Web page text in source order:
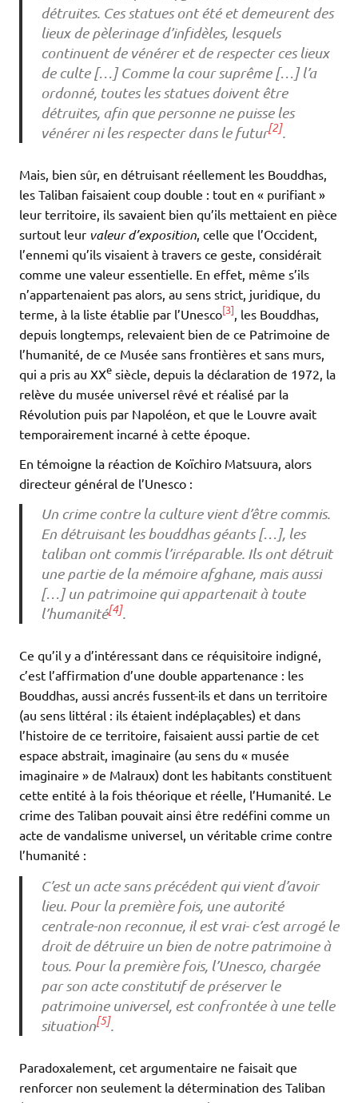
détruites. Ces statues ont été et demeurent des
lieux de pèlerinage d’infidèles, lesquels
continuent de vénérer et de respecter ces lieux
de culte […] Comme la cour suprême […] l’a
ordonné, toutes les statues doivent être
détruites, afin que personne ne puisse les
vénérer ni les respecter dans le futur[2].
Mais, bien sûr, en détruisant réellement les Bouddhas,
les Taliban faisaient coup double : tout en « purifiant »
leur territoire, ils savaient bien qu’ils mettaient en pièce
surtout leur valeur d’exposition , celle que l’Occident,
l’ennemi qu’ils visaient à travers ce geste, considérait
comme une valeur essentielle. En effet, même s’ils
n’appartenaient pas alors, au sens strict, juridique, du
terme, à la liste établie par l’Unesco[3] , les Bouddhas,
depuis longtemps, relevaient bien de ce Patrimoine de
l’humanité, de ce Musée sans frontières et sans murs,
qui a pris au XXe siècle, depuis la déclaration de 1972, la
relève du musée universel rêvé et réalisé par la
Révolution puis par Napoléon, et que le Louvre avait
temporairement incarné à cette époque.
En témoigne la réaction de Koïchiro Matsuura, alors
directeur général de l’Unesco :
Un crime contre la culture vient d’être commis.
En détruisant les bouddhas géants […], les
taliban ont commis l’irréparable. Ils ont détruit
une partie de la mémoire afghane, mais aussi
[…] un patrimoine qui appartenait à toute
l’humanité[4].
Ce qu’il y a d’intéressant dans ce réquisitoire indigné,
c’est l’affirmation d’une double appartenance : les
Bouddhas, aussi ancrés fussent-ils et dans un territoire
(au sens littéral : ils étaient indéplaçables) et dans
l’histoire de ce territoire, faisaient aussi partie de cet
espace abstrait, imaginaire (au sens du « musée
imaginaire » de Malraux) dont les habitants constituent
cette entité à la fois théorique et réelle, l’Humanité. Le
crime des Taliban pouvait ainsi être redéfini comme un
acte de vandalisme universel, un véritable crime contre
l’humanité :
C’est un acte sans précédent qui vient d’avoir
lieu. Pour la première fois, une autorité
centrale-non reconnue, il est vrai- c’est arrogé le
droit de détruire un bien de notre patrimoine à
tous. Pour la première fois, l’Unesco, chargée
par son acte constitutif de préserver le
patrimoine universel, est confrontée à une telle
situation[5].
Paradoxalement, cet argumentaire ne faisait que
renforcer non seulement la détermination des Taliban